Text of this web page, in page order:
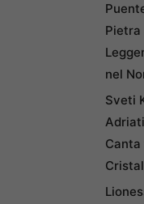
Pietra
nel
Sveti
Canta